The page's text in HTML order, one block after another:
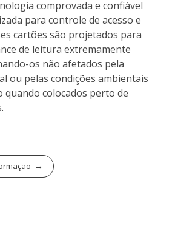
comprovada e confiável
para controle de acesso e
cartões são projetados para
de leitura extremamente
os não afetados pela
ou pelas condições ambientais
quando colocados perto de